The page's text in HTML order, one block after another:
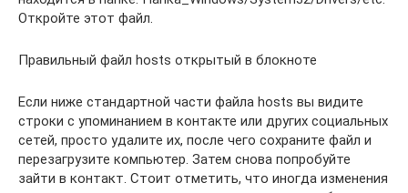
Откройте этот файл.
Правильный файл hosts открытый в блокноте
Если ниже стандартной части файла hosts вы видите
строки с упоминанием в контакте или других социальных
сетей, просто удалите их, после чего сохраните файл и
перезагрузите компьютер. Затем снова попробуйте
зайти в контакт. Стоит отметить, что иногда изменения